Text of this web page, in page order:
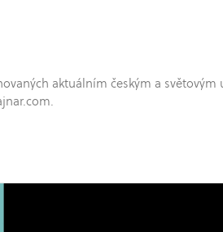
aktuálním českým a světovým